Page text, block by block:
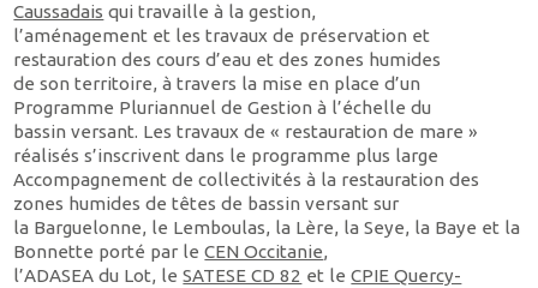
Caussadais qui travaille à la gestion,
l’aménagement et les travaux de préservation et
restauration des cours d’eau et des zones humides
de son territoire, à travers la mise en place d’un
Programme Pluriannuel de Gestion à l’échelle du
bassin versant. Les travaux de « restauration de mare »
réalisés s’inscrivent dans le programme plus large
Accompagnement de collectivités à la restauration des
zones humides de têtes de bassin versant sur
la Barguelonne, le Lemboulas, la Lère, la Seye, la Baye et la
Bonnette porté par leCEN Occitanie,
l’ADASEA du Lot, leSATESE CD 82 et leCPIE Quercy-